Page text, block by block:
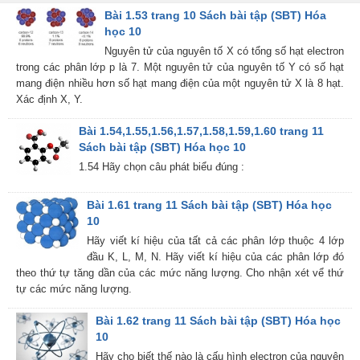
Bài 1.53 trang 10 Sách bài tập (SBT) Hóa
học 10
Nguyên tử của nguyên tố X có tổng số hạt electron
trong các phân lớp p là 7. Một nguyên tử của nguyên tố Y có số hạt
mang điện nhiều hơn số hạt mang điện của một nguyên tử X là 8 hạt.
Xác định X, Y.
Bài 1.54,1.55,1.56,1.57,1.58,1.59,1.60 trang 11
Sách bài tập (SBT) Hóa học 10
1.54 Hãy chọn câu phát biểu đúng :
Bài 1.61 trang 11 Sách bài tập (SBT) Hóa học
10
Hãy viết kí hiệu của tất cả các phân lớp thuộc 4 lớp
đầu K, L, M, N. Hãy viết kí hiệu của các phân lớp đó
theo thứ tự tăng dần của các mức năng lượng. Cho nhận xét vể thứ
tự các mức năng lượng.
Bài 1.62 trang 11 Sách bài tập (SBT) Hóa học
10
Hãy cho biết thế nào là cấu hình electron của nguyên